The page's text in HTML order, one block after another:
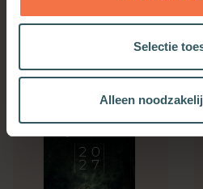
Selectie
Alleen
OOK INTERESSANT